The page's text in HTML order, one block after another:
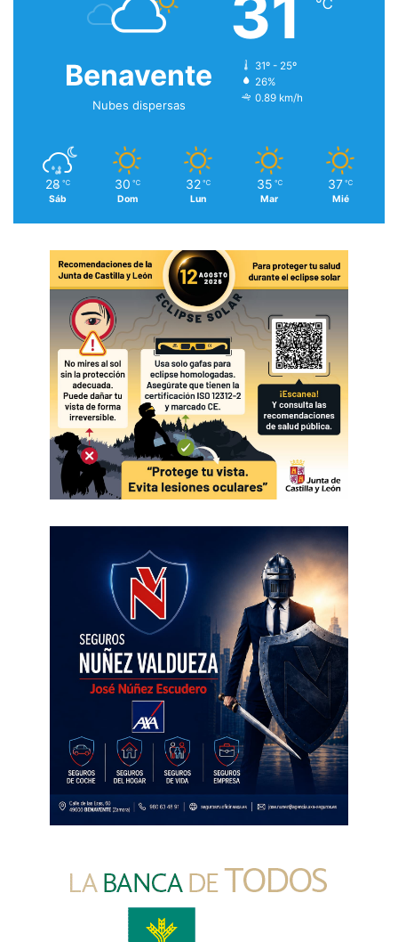
Benavente
Nubes dispersas
31 ℃
31º - 25º
26%
0.89 km/h
28 ℃
Sáb
30 ℃
Dom
32 ℃
Lun
35 ℃
Mar
37 ℃
Mié